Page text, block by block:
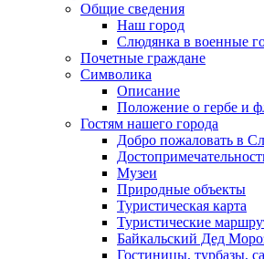
Общие сведения
Наш город
Слюдянка в военные
Почетные граждане
Символика
Описание
Положение о гербе и
Гостям нашего города
Добро пожаловать в
Музеи
Природные объекты
Туристическая карта
Туристические
Байкальский Дед
Гостиницы, турбазы,